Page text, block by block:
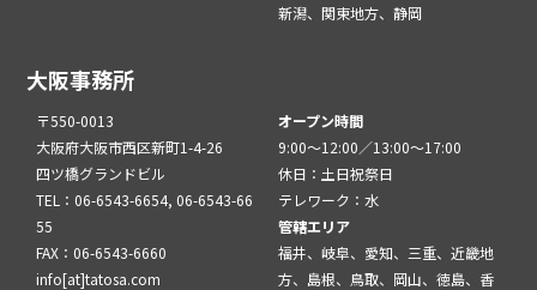
新潟、関東地方、静岡
大阪事務所
〒550-0013
大阪府大阪市西区新町1-4-26
四ツ橋グランドビル
TEL：06-6543-6654, 06-6543-66
55
FAX：06-6543-6660
info[at]tatosa.com
オープン時間
9:00～12:00／13:00～17:00
休日：土日祝祭日
テレワーク：水
管轄エリア
福井、岐阜、愛知、三重、近畿地
方、島根、鳥取、岡山、徳島、香